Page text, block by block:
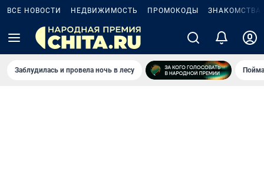
ВСЕ НОВОСТИ НЕДВИЖИМОСТЬ ПРОМОКОДЫ ЗНАКОМСТВА
Заблудилась и провела ночь в лесу